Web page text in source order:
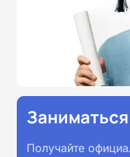
Получайте